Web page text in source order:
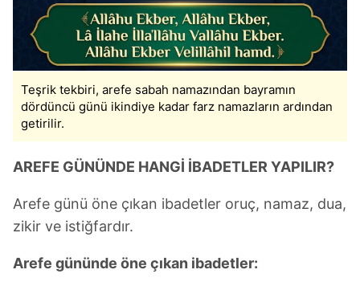
Teşrik tekbiri, arefe sabah namazından bayramın
dördüncü günü ikindiye kadar farz namazların ardından
getirilir.
AREFE GÜNÜNDE HANGİ İBADETLER YAPILIR?
Arefe günü öne çıkan ibadetler oruç, namaz, dua,
zikir ve istiğfardır.
Arefe gününde öne çıkan ibadetler: